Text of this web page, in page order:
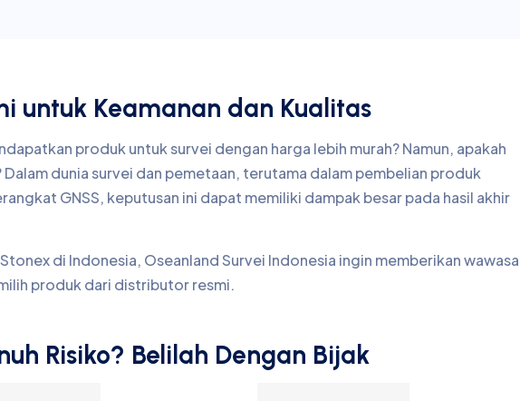
untuk Keamanan dan Kualitas
produk untuk survei dengan harga lebih murah? Namun, apakah
dunia survei dan pemetaan, terutama dalam pembelian produk
GNSS, keputusan ini dapat memiliki dampak besar pada hasil akhir
di Indonesia, Oseanland Survei Indonesia ingin memberikan
produk dari distributor resmi.
Risiko? Belilah Dengan Bijak